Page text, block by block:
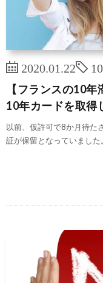
2020.01.22
【フランスの10
10年カードを取得
以前、仮許可で8か月待た
証が保留となっていました